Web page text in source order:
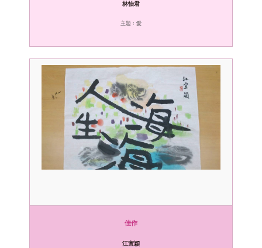
林怡君
主題：愛
佳作
江宜穎